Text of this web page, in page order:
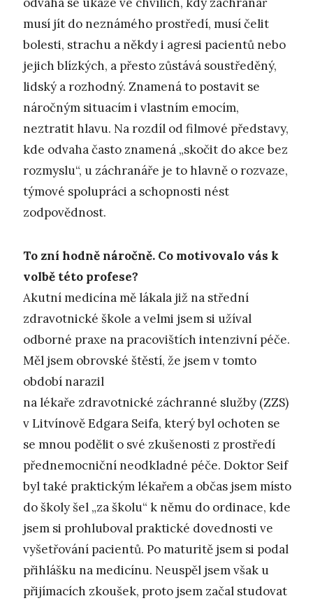
musí jít do neznámého prostředí, musí čelit
bolesti, strachu a někdy i agresi pacientů nebo
jejich blízkých, a přesto zůstává soustředěný,
lidský a rozhodný. Znamená to postavit se
náročným situacím i vlastním emocím,
neztratit hlavu. Na rozdíl od filmové představy,
kde odvaha často znamená „skočit do akce bez
rozmyslu“, u záchranáře je to hlavně o rozvaze,
týmové spolupráci a schopnosti nést
zodpovědnost.
To zní hodně náročně. Co motivovalo vás k
volbě této profese?
Akutní medicína mě lákala již na střední
zdravotnické škole a velmi jsem si užíval
odborné praxe na pracovištích intenzivní péče.
Měl jsem obrovské štěstí, že jsem v tomto
období narazil
na lékaře zdravotnické záchranné služby (ZZS)
v Litvínově Edgara Seifa, který byl ochoten se
se mnou podělit o své zkušenosti z prostředí
přednemocniční neodkladné péče. Doktor Seif
byl také praktickým lékařem a občas jsem místo
do školy šel „za školu“ k němu do ordinace, kde
jsem si prohluboval praktické dovednosti ve
vyšetřování pacientů. Po maturitě jsem si podal
přihlášku na medicínu. Neuspěl jsem však u
přijímacích zkoušek, proto jsem začal studovat